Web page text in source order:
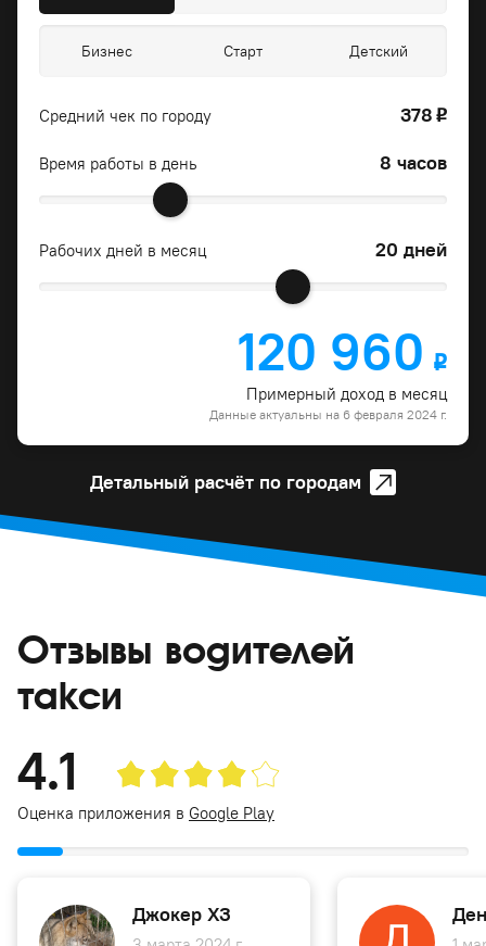
Бизнес Старт Детский
Средний чек по городу 378 o
Время работы в день 8 часов
Рабочих дней в месяц 20 дней
Примерный доход в месяц
120 960 o
Данные актуальны на 6 февраля 2024 г.
Детальный расчёт по городам
Отзывы водителей
такси
4.1
Оценка приложения в Google Play
Джокер ХЗ